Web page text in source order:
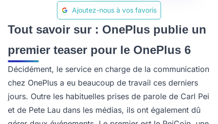
Ajoutez-nous à vos favoris
Tout savoir sur : OnePlus publie un
premier teaser pour le OnePlus 6
Décidément, le service en charge de la communication
chez OnePlus a eu beaucoup de travail ces derniers
jours. Outre les habituelles prises de parole de Carl Pei
et de Pete Lau dans les médias, ils ont également dû